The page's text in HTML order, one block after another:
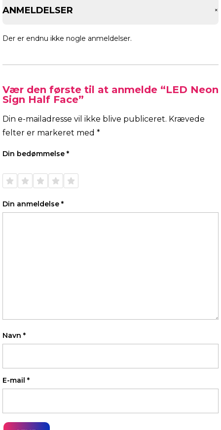
ANMELDELSER +
Der er endnu ikke nogle anmeldelser.
Vær den første til at anmelde “LED Neon
Sign Half Face”
Din e-mailadresse vil ikke blive publiceret. Krævede
felter er markeret med *
Din bedømmelse *
Din anmeldelse *
Navn *
E-mail *